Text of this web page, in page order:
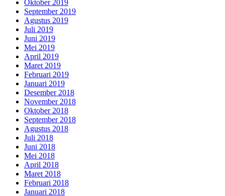
Oktober 2019
September 2019
Agustus 2019
Juli 2019
Juni 2019
Mei 2019
April 2019
Maret 2019
Februari 2019
Januari 2019
Desember 2018
November 2018
Oktober 2018
September 2018
Agustus 2018
Juli 2018
Juni 2018
Mei 2018
April 2018
Maret 2018
Februari 2018
Januari 2018